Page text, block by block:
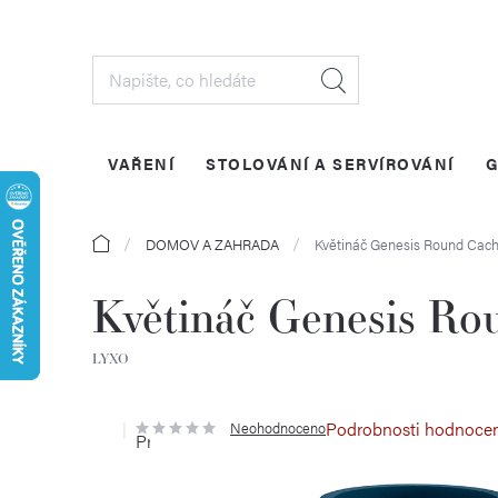
VAŘENÍ STOLOVÁNÍ A SERVÍROVÁNÍ
Domů DOMOV A ZAHRADA Květináč Genesis Round
Květináč Genesis
LYXO
Průměrné
hodnocení
NeohodnocenoPodrobnosti